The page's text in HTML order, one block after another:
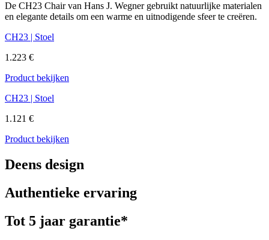
De CH23 Chair van Hans J. Wegner gebruikt natuurlijke materialen
en elegante details om een warme en uitnodigende sfeer te creëren.
CH23 | Stoel
1.223 €
Product bekijken
CH23 | Stoel
1.121 €
Product bekijken
Deens design
Authentieke ervaring
Tot 5 jaar garantie*